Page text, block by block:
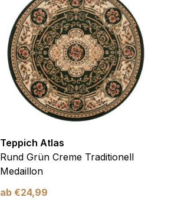
Teppich Atlas
Rund Grün Creme Traditionell
Medaillon
ab €24,99